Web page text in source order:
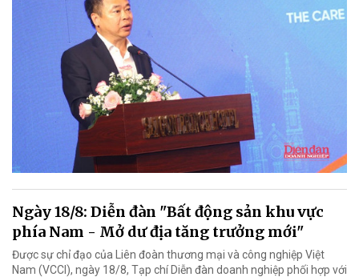
Ngày 18/8: Diễn đàn "Bất động sản khu vực
phía Nam - Mở dư địa tăng trưởng mới"
Được sự chỉ đạo của Liên đoàn thương mại và công nghiệp Việt
Nam (VCCI), ngày 18/8, Tạp chí Diễn đàn doanh nghiệp phối hợp với